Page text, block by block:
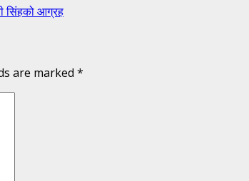
सिंहको आग्रह
are marked *